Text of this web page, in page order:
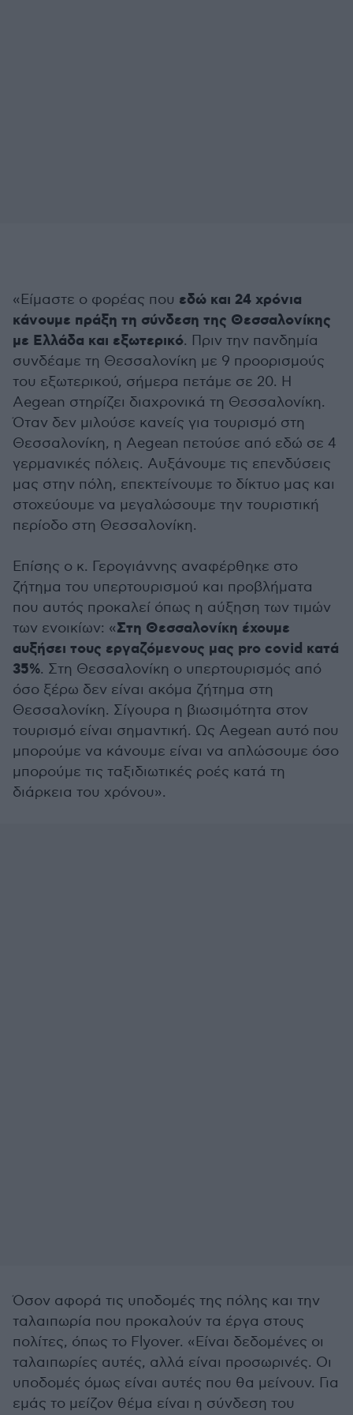
«Είμαστε ο φορέας που εδώ και 24 χρόνια
κάνουμε πράξη τη σύνδεση της Θεσσαλονίκης
με Ελλάδα και εξωτερικό. Πριν την πανδημία
συνδέαμε τη Θεσσαλονίκη με 9 προορισμούς
του εξωτερικού, σήμερα πετάμε σε 20. Η
Aegean στηρίζει διαχρονικά τη Θεσσαλονίκη.
Όταν δεν μιλούσε κανείς για τουρισμό στη
Θεσσαλονίκη, η Aegean πετούσε από εδώ σε 4
γερμανικές πόλεις. Αυξάνουμε τις επενδύσεις
μας στην πόλη, επεκτείνουμε το δίκτυο μας και
στοχεύουμε να μεγαλώσουμε την τουριστική
περίοδο στη Θεσσαλονίκη.
Επίσης ο κ. Γερογιάννης αναφέρθηκε στο
ζήτημα του υπερτουρισμού και προβλήματα
που αυτός προκαλεί όπως η αύξηση των τιμών
των ενοικίων: «Στη Θεσσαλονίκη έχουμε
αυξήσει τους εργαζόμενους μας pro covid κατά
35%. Στη Θεσσαλονίκη ο υπερτουρισμός από
όσο ξέρω δεν είναι ακόμα ζήτημα στη
Θεσσαλονίκη. Σίγουρα η βιωσιμότητα στον
τουρισμό είναι σημαντική. Ως Aegean αυτό που
μπορούμε να κάνουμε είναι να απλώσουμε όσο
μπορούμε τις ταξιδιωτικές ροές κατά τη
διάρκεια του χρόνου».
Όσον αφορά τις υποδομές της πόλης και την
ταλαιπωρία που προκαλούν τα έργα στους
πολίτες, όπως το Flyover. «Είναι δεδομένες οι
ταλαιπωρίες αυτές, αλλά είναι προσωρινές. Οι
υποδομές όμως είναι αυτές που θα μείνουν. Για
εμάς το μείζον θέμα είναι η σύνδεση του